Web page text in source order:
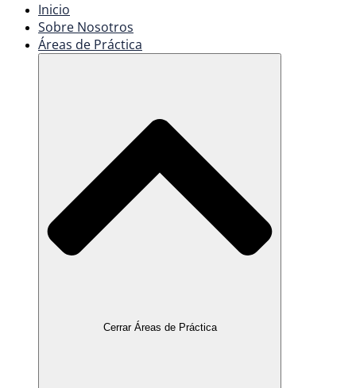
Inicio
Sobre Nosotros
Áreas de Práctica
Cerrar Áreas de Práctica